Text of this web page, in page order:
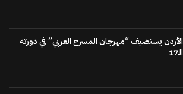
الأردن يستضيف “مهرجان المسرح العربي” في دورته
الـ17